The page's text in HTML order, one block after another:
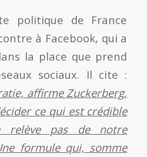
politique de France
à Facebook, qui a
la place que prend
sociaux. Il cite :
affirme Zuckerberg,
ce qui est crédible
relève pas de notre
formule qui, somme